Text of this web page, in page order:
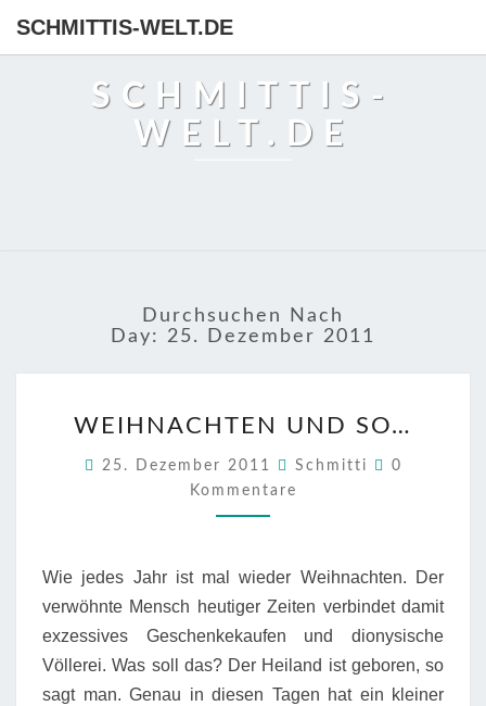
SCHMITTIS-WELT.DE
SCHMITTIS-
WELT.DE
Durchsuchen Nach
Day: 25. Dezember 2011
UND
WEIHNACHTEN UND SO…
25. Dezember 2011 Schmitti
0
Kommentare
Wie jedes Jahr ist mal wieder Weihnachten. Der
verwöhnte Mensch heutiger Zeiten verbindet damit
exzessives Geschenkekaufen und dionysische
Völlerei. Was soll das? Der Heiland ist geboren, so
sagt man. Genau in diesen Tagen hat ein kleiner